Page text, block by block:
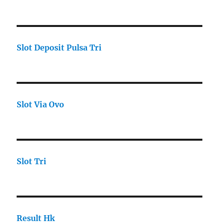
Slot Deposit Pulsa Tri
Slot Via Ovo
Slot Tri
Result Hk